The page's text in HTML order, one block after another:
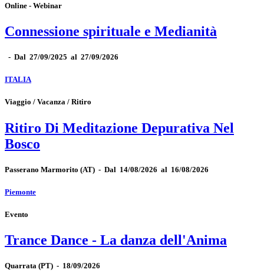
Online - Webinar
Connessione spirituale e Medianità
- Dal 27/09/2025 al 27/09/2026
ITALIA
Viaggio / Vacanza / Ritiro
Ritiro Di Meditazione Depurativa Nel
Bosco
Passerano Marmorito (AT) - Dal 14/08/2026 al 16/08/2026
Piemonte
Evento
Trance Dance - La danza dell'Anima
Quarrata (PT) - 18/09/2026